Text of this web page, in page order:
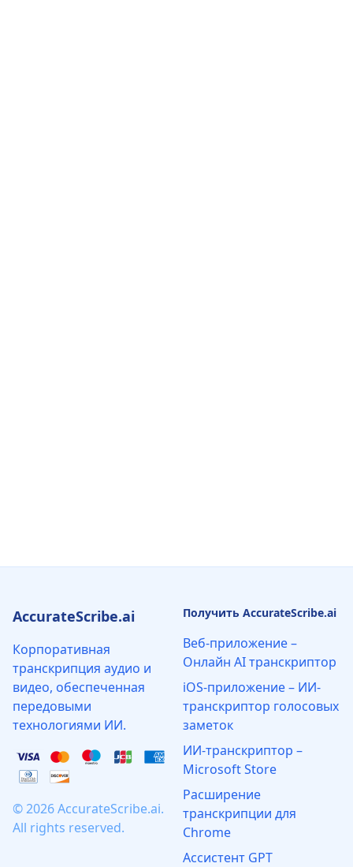
AccurateScribe.ai
Корпоративная
транскрипция аудио и
видео, обеспеченная
передовыми
технологиями ИИ.
© 2026 AccurateScribe.ai.
All rights reserved.
Получить AccurateScribe.ai
Веб-приложение –
Онлайн AI транскриптор
iOS-приложение – ИИ-
транскриптор голосовых
заметок
ИИ‑транскриптор –
Microsoft Store
Расширение
транскрипции для
Chrome
Ассистент GPT